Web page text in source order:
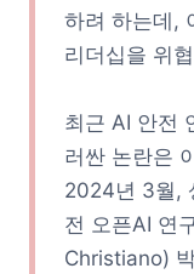
하려 하는데,
리더십을 위
최근 AI 안전
러싼 논란은
2024년 3월,
전 오픈AI 연
Christiano)